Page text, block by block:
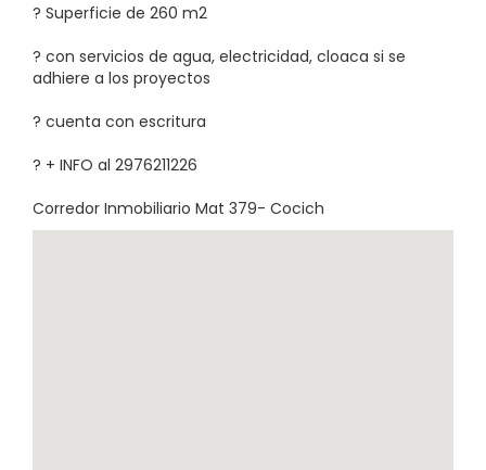
? Superficie de 260 m2
? con servicios de agua, electricidad, cloaca si se
adhiere a los proyectos
? cuenta con escritura
? + INFO al 2976211226
Corredor Inmobiliario Mat 379- Cocich